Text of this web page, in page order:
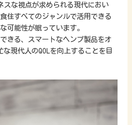
スな視点が求められる現代におい
住すべてのジャンルで活用できる
可能性が眠っています。
きる、スマートなヘンプ製品をオ
現代人のQOLを向上することを目